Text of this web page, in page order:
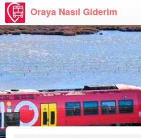
Oraya Nasıl Giderim